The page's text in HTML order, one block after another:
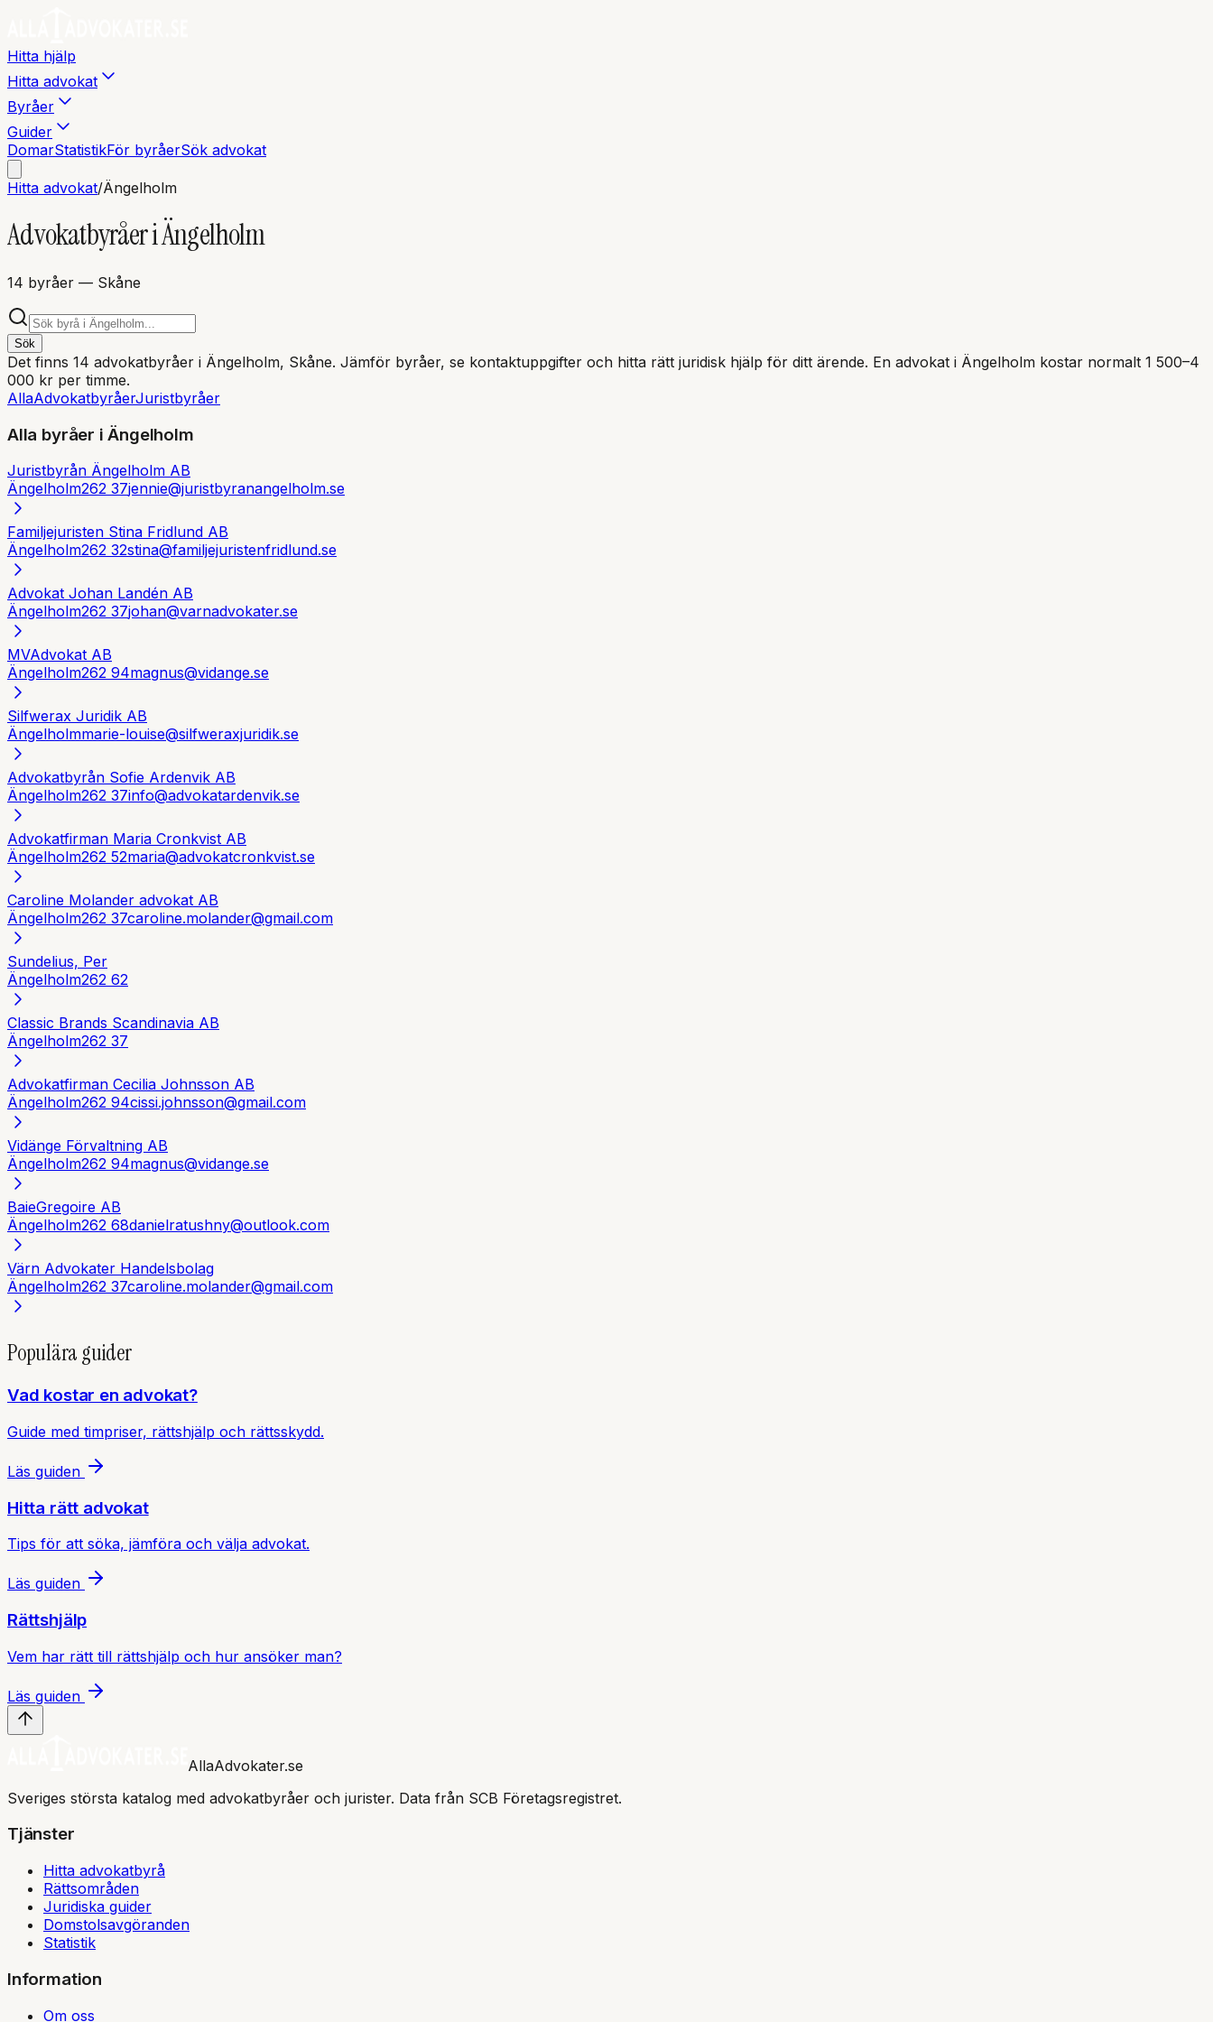
Hitta hjälp
Hitta advokat
Byråer
Guider
DomarStatistikFör byråerSök advokat
Hitta advokat/Ängelholm
Advokatbyråer iÄngelholm
14 byråer — Skåne
Sök
Det finns 14 advokatbyråer i Ängelholm, Skåne. Jämför byråer, se kontaktuppgifter och hitta rätt juridisk hjälp för ditt ärende. En advokat i Ängelholm kostar normalt 1 500–4
000 kr per timme.
AllaAdvokatbyråerJuristbyråer
Alla byråer iÄngelholm
Juristbyrån Ängelholm AB
Ängelholm262 37jennie@juristbyranangelholm.se
Familjejuristen Stina Fridlund AB
Ängelholm262 32stina@familjejuristenfridlund.se
Advokat Johan Landén AB
Ängelholm262 37johan@varnadvokater.se
MVAdvokat AB
Ängelholm262 94magnus@vidange.se
Silfwerax Juridik AB
Ängelholmmarie-louise@silfweraxjuridik.se
Advokatbyrån Sofie Ardenvik AB
Ängelholm262 37info@advokatardenvik.se
Advokatfirman Maria Cronkvist AB
Ängelholm262 52maria@advokatcronkvist.se
Caroline Molander advokat AB
Ängelholm262 37caroline.molander@gmail.com
Sundelius, Per
Ängelholm262 62
Classic Brands Scandinavia AB
Ängelholm262 37
Advokatfirman Cecilia Johnsson AB
Ängelholm262 94cissi.johnsson@gmail.com
Vidänge Förvaltning AB
Ängelholm262 94magnus@vidange.se
BaieGregoire AB
Ängelholm262 68danielratushny@outlook.com
Värn Advokater Handelsbolag
Ängelholm262 37caroline.molander@gmail.com
Populära guider
Vad kostar en advokat?
Guide med timpriser, rättshjälp och rättsskydd.
Läs guiden
Hitta rätt advokat
Tips för att söka, jämföra och välja advokat.
Läs guiden
Rättshjälp
Vem har rätt till rättshjälp och hur ansöker man?
Läs guiden
AllaAdvokater.se
Sveriges största katalog med advokatbyråer och jurister. Data från SCB Företagsregistret.
Tjänster
Hitta advokatbyrå
Rättsområden
Juridiska guider
Domstolsavgöranden
Statistik
Information
Om oss